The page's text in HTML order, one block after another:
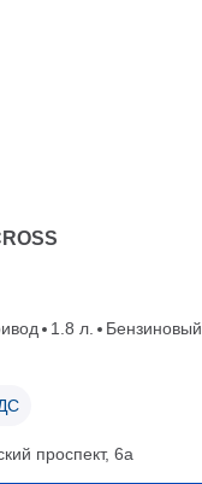
1.8 л. Бензиновый
проспект, 6а